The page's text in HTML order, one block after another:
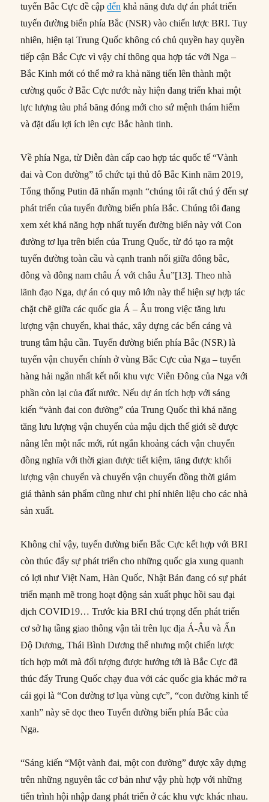
tuyến Bắc Cực đề cậpđến khả năng đưa dự án phát triển
tuyến đường biển phía Bắc (NSR) vào chiến lược BRI. Tuy
nhiên, hiện tại Trung Quốc không có chủ quyền hay quyền
tiếp cận Bắc Cực vì vậy chỉ thông qua hợp tác với Nga –
Bắc Kinh mới có thể mở ra khả năng tiến lên thành một
cường quốc ở Bắc Cực nước này hiện đang triển khai một
lực lượng tàu phá băng đóng mới cho sứ mệnh thám hiểm
và đặt dấu lợi ích lên cực Bắc hành tinh.
Về phía Nga, từ Diễn đàn cấp cao hợp tác quốc tế “Vành
đai và Con đường” tổ chức tại thủ đô Bắc Kinh năm 2019,
Tổng thống Putin đã nhấn mạnh “chúng tôi rất chú ý đến sự
phát triển của tuyến đường biển phía Bắc. Chúng tôi đang
xem xét khả năng hợp nhất tuyến đường biển này với Con
đường tơ lụa trên biển của Trung Quốc, từ đó tạo ra một
tuyến đường toàn cầu và cạnh tranh nối giữa đông bắc,
đông và đông nam châu Á với châu Âu”[13]. Theo nhà
lãnh đạo Nga, dự án có quy mô lớn này thể hiện sự hợp tác
chặt chẽ giữa các quốc gia Á – Âu trong việc tăng lưu
lượng vận chuyển, khai thác, xây dựng các bến cảng và
trung tâm hậu cần. Tuyến đường biển phía Bắc (NSR) là
tuyến vận chuyển chính ở vùng Bắc Cực của Nga – tuyến
hàng hải ngắn nhất kết nối khu vực Viễn Đông của Nga với
phần còn lại của đất nước. Nếu dự án tích hợp với sáng
kiến “vành đai con đường” của Trung Quốc thì khả năng
tăng lưu lượng vận chuyển của mậu dịch thế giới sẽ được
nâng lên một nấc mới, rút ngắn khoảng cách vận chuyển
đồng nghĩa với thời gian được tiết kiệm, tăng được khối
lượng vận chuyển và chuyến vận chuyển đồng thời giảm
giá thành sản phẩm cũng như chi phí nhiên liệu cho các nhà
sản xuất.
Không chỉ vậy, tuyến đường biển Bắc Cực kết hợp với BRI
còn thúc đẩy sự phát triển cho những quốc gia xung quanh
có lợi như Việt Nam, Hàn Quốc, Nhật Bản đang có sự phát
triển mạnh mẽ trong hoạt động sản xuất phục hồi sau đại
dịch COVID19… Trước kia BRI chú trọng đến phát triển
cơ sở hạ tầng giao thông vận tải trên lục địa Á-Âu và Ấn
Độ Dương, Thái Bình Dương thế nhưng một chiến lược
tích hợp mới mà đối tượng được hướng tới là Bắc Cực đã
thúc đẩy Trung Quốc chạy đua với các quốc gia khác mở ra
cái gọi là “Con đường tơ lụa vùng cực”, “con đường kinh tế
xanh” này sẽ dọc theo Tuyến đường biển phía Bắc của
Nga.
“Sáng kiến “Một vành đai, một con đường” được xây dựng
trên những nguyên tắc cơ bản như vậy phù hợp với những
tiến trình hội nhập đang phát triển ở các khu vực khác nhau.